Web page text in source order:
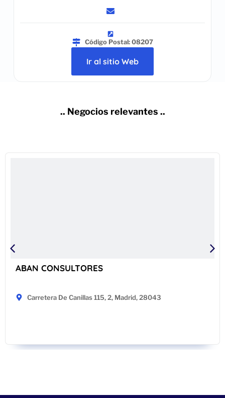
Código Postal: 08207
Ir al sitio Web
.. Negocios relevantes ..
ABAN CONSULTORES
Carretera De Canillas 115, 2, Madrid, 28043